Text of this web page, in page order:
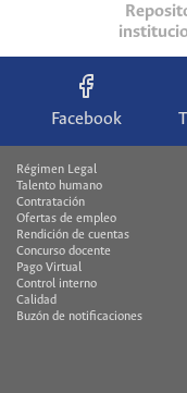
Facebook
Régimen Legal
Talento humano
Contratación
Ofertas de empleo
Rendición de cuentas
Concurso docente
Pago Virtual
Control interno
Calidad
Buzón de notificaciones